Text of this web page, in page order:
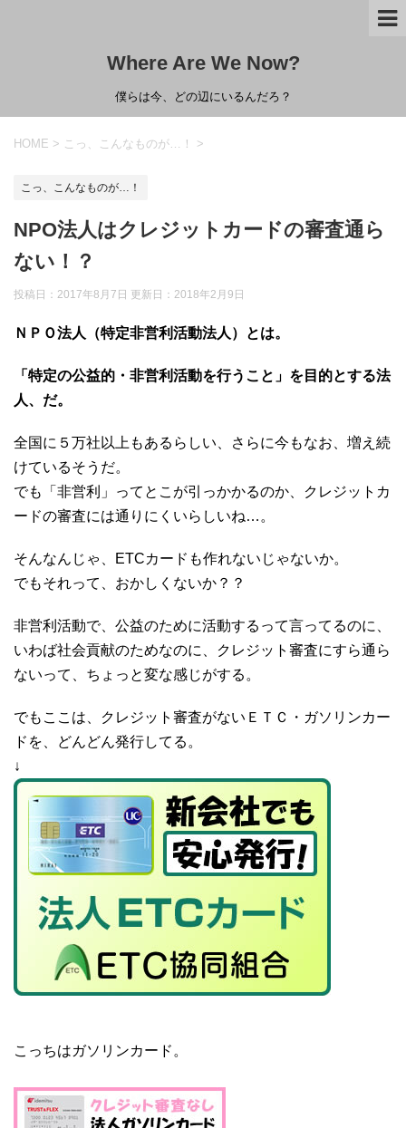
Where Are We Now?
僕らは今、どの辺にいるんだろ？
HOME > こっ、こんなものが…！ >
こっ、こんなものが…！
NPO法人はクレジットカードの審査通ら
ない！？
投稿日：2017年8月7日 更新日： 2018年2月9日
ＮＰＯ法人（特定非営利活動法人）とは。
「特定の公益的・非営利活動を行うこと」を目的とする法
人、だ。
全国に５万社以上もあるらしい、さらに今もなお、増え続
けているそうだ。
でも「非営利」ってとこが引っかかるのか、クレジットカ
ードの審査には通りにくいらしいね…。
そんなんじゃ、ETCカードも作れないじゃないか。
でもそれって、おかしくないか？？
非営利活動で、公益のために活動するって言ってるのに、
いわば社会貢献のためなのに、クレジット審査にすら通ら
ないって、ちょっと変な感じがする。
でもここは、クレジット審査がないＥＴＣ・ガソリンカー
ドを、どんどん発行してる。
↓
こっちはガソリンカード。